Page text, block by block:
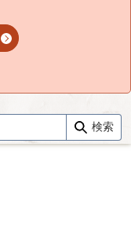
検索